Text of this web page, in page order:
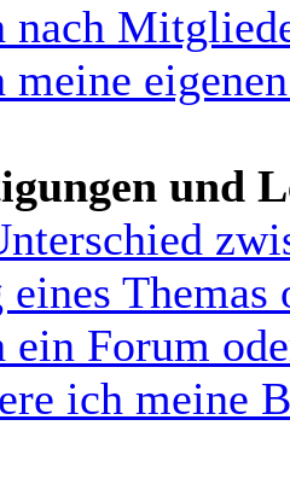
und
Themas
Forum
ich meine